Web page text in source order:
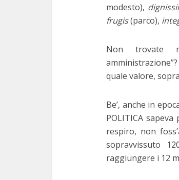
modesto),
frugis(parco),
Non trovate
quale valore,
Be’, anche in
POLITICA
respiro, non
sopravvissuto
raggiungere i 12